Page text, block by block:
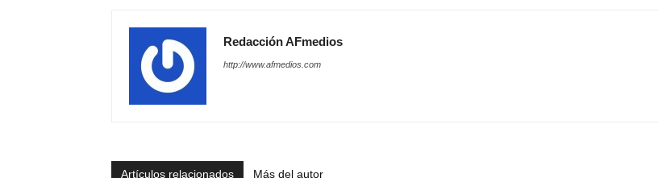
Redacción AFmedios
http://www.afmedios.com
Artículos relacionados Más del autor